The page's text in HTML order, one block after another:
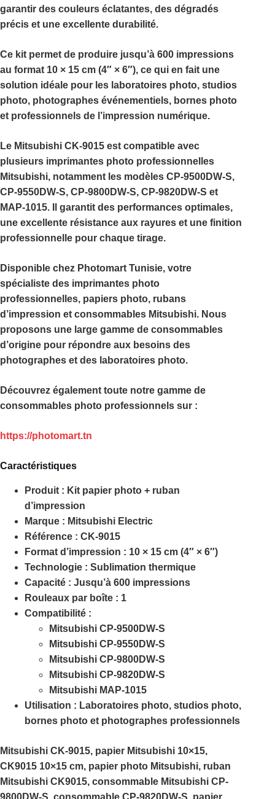
garantir des couleurs éclatantes, des dégradés
précis et une excellente durabilité.
Ce kit permet de produire jusqu’à 600 impressions
au format 10 × 15 cm (4″ × 6″), ce qui en fait une
solution idéale pour les laboratoires photo, studios
photo, photographes événementiels, bornes photo
et professionnels de l’impression numérique.
Le Mitsubishi CK-9015 est compatible avec
plusieurs imprimantes photo professionnelles
Mitsubishi, notamment les modèles CP-9500DW-S,
CP-9550DW-S, CP-9800DW-S, CP-9820DW-S et
MAP-1015. Il garantit des performances optimales,
une excellente résistance aux rayures et une finition
professionnelle pour chaque tirage.
Disponible chez Photomart Tunisie, votre
spécialiste des imprimantes photo
professionnelles, papiers photo, rubans
d’impression et consommables Mitsubishi. Nous
proposons une large gamme de consommables
d’origine pour répondre aux besoins des
photographes et des laboratoires photo.
Découvrez également toute notre gamme de
consommables photo professionnels sur :
https://photomart.tn
Caractéristiques
Produit : Kit papier photo + ruban
d’impression
Marque : Mitsubishi Electric
Référence : CK-9015
Format d’impression : 10 × 15 cm (4″ × 6″)
Technologie : Sublimation thermique
Capacité : Jusqu’à 600 impressions
Rouleaux par boîte : 1
Compatibilité :
Mitsubishi CP-9500DW-S
Mitsubishi CP-9550DW-S
Mitsubishi CP-9800DW-S
Mitsubishi CP-9820DW-S
Mitsubishi MAP-1015
Utilisation : Laboratoires photo, studios photo,
bornes photo et photographes professionnels
Mitsubishi CK-9015, papier Mitsubishi 10×15,
CK9015 10×15 cm, papier photo Mitsubishi, ruban
Mitsubishi CK9015, consommable Mitsubishi CP-